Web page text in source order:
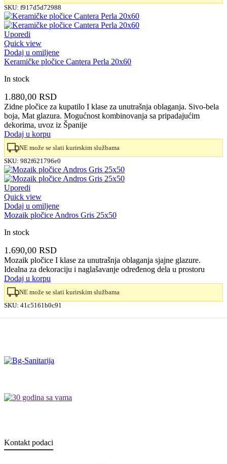
SKU: f917d5d72988
Uporedi
Quick view
Dodaj u omiljene
Keramičke pločice Cantera Perla 20x60
In stock
1.880,00 RSD
Zidne pločice za kupatilo I klase za unutrašnja oblaganja. Sivo-bela
boja, Mat glazura. Mogućnost kombinovanja sa pripadajućim
dekorima, uvoz iz Španije
Dodaj u korpu
NE može se slati kurirskim službama
SKU: 982f621796e0
Uporedi
Quick view
Dodaj u omiljene
Mozaik pločice Andros Gris 25x50
In stock
1.690,00 RSD
Mozaik pločice I klase za unutrašnja oblaganja sjajne glazure.
Idealna za dekoraciju i naglašavanje određenog dela u prostoru
Dodaj u korpu
NE može se slati kurirskim službama
SKU: 41c5161b0c91
Kontakt podaci